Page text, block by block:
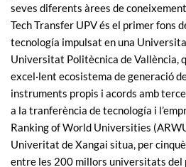
seves diferents àrees de
Tech Transfer UPV és el primer fons
tecnología impulsat en una
Universitat Politècnica de Vallència,
excel·lent ecosistema de generació
instruments propis i acords amb
a la tranferència de tecnología i
Ranking of World Universities
Univeritat de Xangai situa, per
entre les 200 millors universitats del